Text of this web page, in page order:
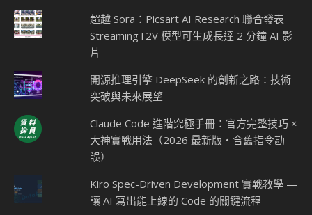
超越 Sora：Picsart AI Research 聯合發表
StreamingT2V 模型可生成長達 2 分鐘 AI 影
片
開源推理引擎 DeepSeek 的創新之路：技術
突破與未來展望
Claude Code 進階究極手冊：官方完整技巧 ×
大神實戰用法（2026 最新版・含舊指令勘
誤）
Kiro Spec-Driven Development 實戰教學 —
讓 AI 寫出能上線的 Code 的關鍵流程